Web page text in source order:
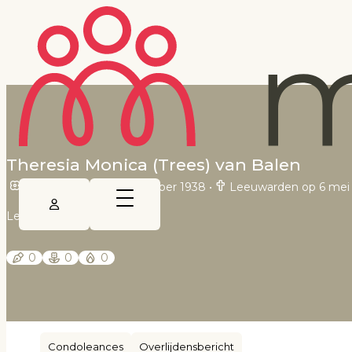
Theresia Monica (Trees) van Balen
Wytgaard op 24 september 1938 • Leeuwarden op 6 mei
Leeuwarder Courant
0 0 0
Condoleances Overlijdensbericht